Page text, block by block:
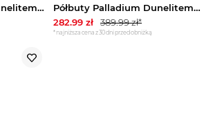
Półbuty Palladium Dunelitemoccush 04660-008-M Czarny
Półbuty Palladium Dunelitemoccush 04660-210-M Kremowy
282.99 zł 389.99zł*
*najniższa cena z 30 dni przed obniżką